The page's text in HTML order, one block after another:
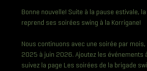
Bonne nouvelle! Suite à la pause estivale,
reprend ses soirées swing à la Korrigane!
Nous continuons avec une soirée par
2025 à juin 2026. Ajoutez les événements
suivez la page Les soirées de la brigade